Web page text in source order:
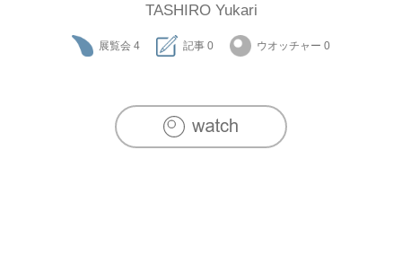
TASHIRO Yukari
展覧会 4 記事 0 ウオッチャー 0